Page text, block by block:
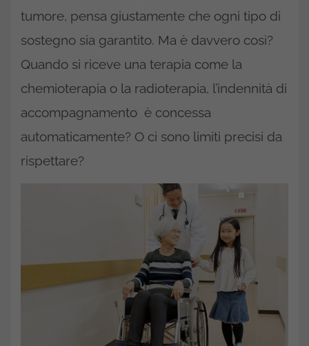
tumore, pensa giustamente che ogni tipo di
sostegno sia garantito. Ma è davvero così?
Quando si riceve una terapia come la
chemioterapia o la radioterapia, l’indennità di
accompagnamento è concessa
automaticamente? O ci sono limiti precisi da
rispettare?